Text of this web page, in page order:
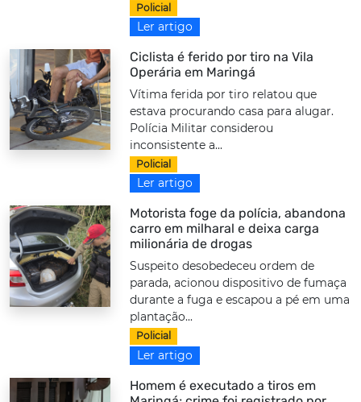
Policial
Ler artigo
Ciclista é ferido por tiro na Vila
Operária em Maringá
Vítima ferida por tiro relatou que
estava procurando casa para alugar.
Polícia Militar considerou
inconsistente a...
Policial
Ler artigo
Motorista foge da polícia, abandona
carro em milharal e deixa carga
milionária de drogas
Suspeito desobedeceu ordem de
parada, acionou dispositivo de fumaça
durante a fuga e escapou a pé em uma
plantação...
Policial
Ler artigo
Homem é executado a tiros em